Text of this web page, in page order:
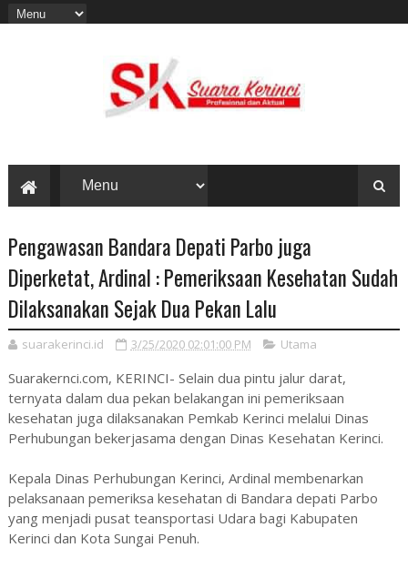
Pengawasan Bandara Depati Parbo juga
Diperketat, Ardinal : Pemeriksaan Kesehatan Sudah
Dilaksanakan Sejak Dua Pekan Lalu
suarakerinci.id 3/25/2020 02:01:00 PM Utama
Suarakernci.com, KERINCI- Selain dua pintu jalur darat,
ternyata dalam dua pekan belakangan ini pemeriksaan
kesehatan juga dilaksanakan Pemkab Kerinci melalui Dinas
Perhubungan bekerjasama dengan Dinas Kesehatan Kerinci.
Kepala Dinas Perhubungan Kerinci, Ardinal membenarkan
pelaksanaan pemeriksa kesehatan di Bandara depati Parbo
yang menjadi pusat teansportasi Udara bagi Kabupaten
Kerinci dan Kota Sungai Penuh.